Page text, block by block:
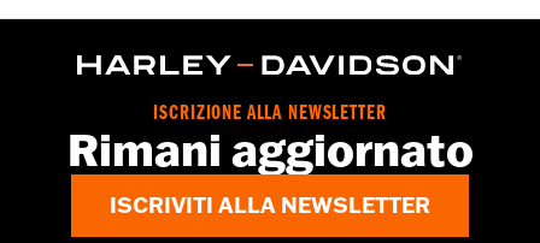
ISCRIZIONE ALLA NEWSLETTER
Rimani aggiornato
ISCRIVITI ALLA NEWSLETTER